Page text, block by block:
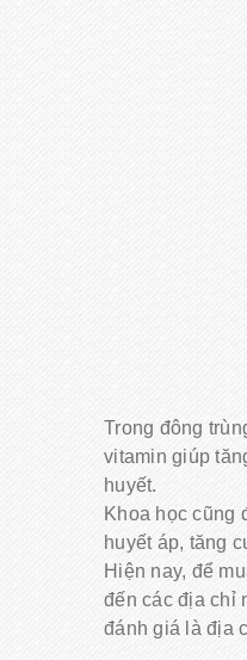
Trong đông
vitamin giúp
huyết.
Khoa học cũng
huyết áp, tăng
Hiện nay, để
đến các địa chỉ
đánh giá là địa